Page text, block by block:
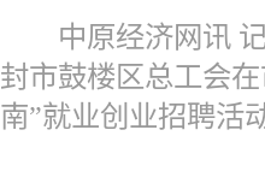
中原经济网讯 记
封市鼓楼区总工会
南”就业创业招聘活